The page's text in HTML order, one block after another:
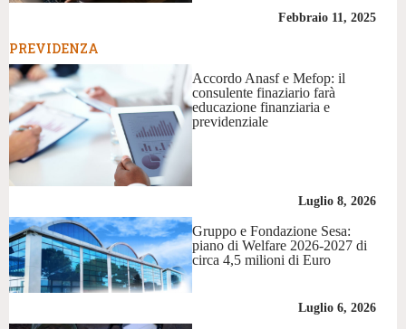
Febbraio 11, 2025
PREVIDENZA
Accordo Anasf e Mefop: il
consulente finaziario farà
educazione finanziaria e
previdenziale
Luglio 8, 2026
Gruppo e Fondazione Sesa:
piano di Welfare 2026-2027 di
circa 4,5 milioni di Euro
Luglio 6, 2026